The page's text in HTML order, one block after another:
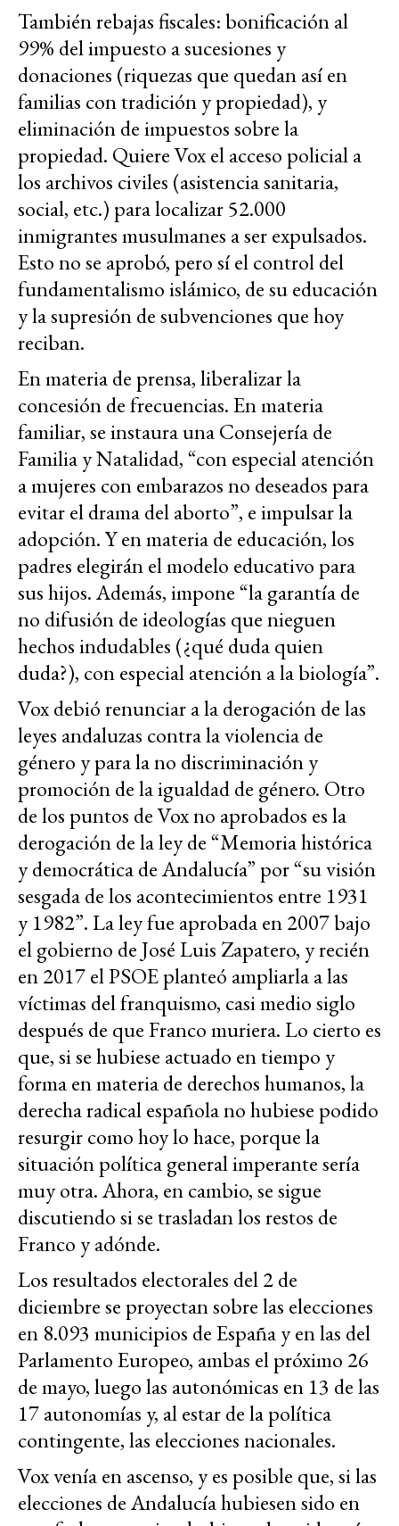
También rebajas fiscales: bonificación al
99% del impuesto a sucesiones y
donaciones (riquezas que quedan así en
familias con tradición y propiedad), y
eliminación de impuestos sobre la
propiedad. Quiere Vox el acceso policial a
los archivos civiles (asistencia sanitaria,
social, etc.) para localizar 52.000
inmigrantes musulmanes a ser expulsados.
Esto no se aprobó, pero sí el control del
fundamentalismo islámico, de su educación
y la supresión de subvenciones que hoy
reciban.
En materia de prensa, liberalizar la
concesión de frecuencias. En materia
familiar, se instaura una Consejería de
Familia y Natalidad, “con especial atención
a mujeres con embarazos no deseados para
evitar el drama del aborto”, e impulsar la
adopción. Y en materia de educación, los
padres elegirán el modelo educativo para
sus hijos. Además, impone “la garantía de
no difusión de ideologías que nieguen
hechos indudables (¿qué duda quien
duda?), con especial atención a la biología”.
Vox debió renunciar a la derogación de las
leyes andaluzas contra la violencia de
género y para la no discriminación y
promoción de la igualdad de género. Otro
de los puntos de Vox no aprobados es la
derogación de la ley de “Memoria histórica
y democrática de Andalucía” por “su visión
sesgada de los acontecimientos entre 1931
y 1982”. La ley fue aprobada en 2007 bajo
el gobierno de José Luis Zapatero, y recién
en 2017 el PSOE planteó ampliarla a las
víctimas del franquismo, casi medio siglo
después de que Franco muriera. Lo cierto es
que, si se hubiese actuado en tiempo y
forma en materia de derechos humanos, la
derecha radical española no hubiese podido
resurgir como hoy lo hace, porque la
situación política general imperante sería
muy otra. Ahora, en cambio, se sigue
discutiendo si se trasladan los restos de
Franco y adónde.
Los resultados electorales del 2 de
diciembre se proyectan sobre las elecciones
en 8.093 municipios de España y en las del
Parlamento Europeo, ambas el próximo 26
de mayo, luego las autonómicas en 13 de las
17autonomías y, al estar de la política
contingente, las elecciones nacionales.
Vox venía en ascenso, y es posible que, si las
elecciones de Andalucía hubiesen sido en